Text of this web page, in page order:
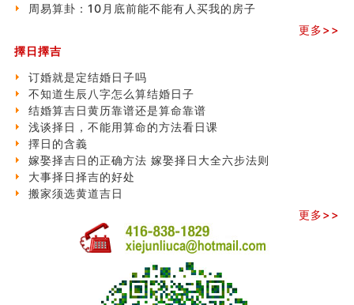
周易算卦：10月底前能不能有人买我的房子
更多>>
擇日擇吉
订婚就是定结婚日子吗
不知道生辰八字怎么算结婚日子
结婚算吉日黄历靠谱还是算命靠谱
浅谈择日，不能用算命的方法看日课
擇日的含義
嫁娶择吉日的正确方法 嫁娶择日大全六步法则
大事择日择吉的好处
搬家须选黄道吉日
更多>>